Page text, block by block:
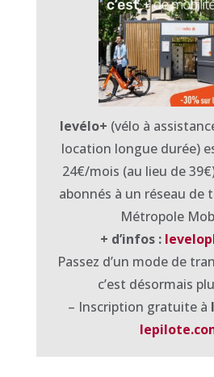
levélo+ (vélo à
location longue durée) e
24€/mois (au lieu de
abonnés à un réseau de
Métropole M
+ d’infos :
Passez d’un mode de
c’est désormais
– Inscription gratuite à